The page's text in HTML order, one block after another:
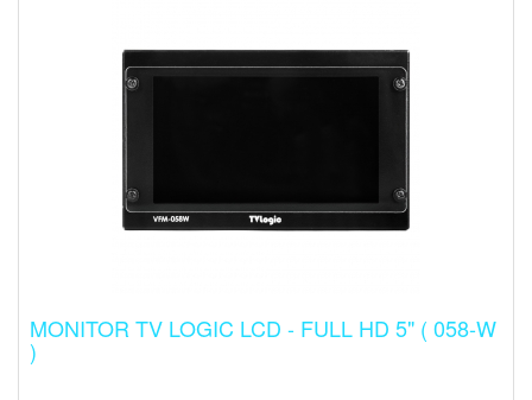
MONITOR TV LOGIC LCD - FULL HD 5" ( 058-W
)